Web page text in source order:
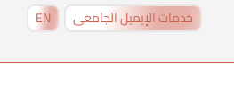
EN خدمات الإيميل الجامعى